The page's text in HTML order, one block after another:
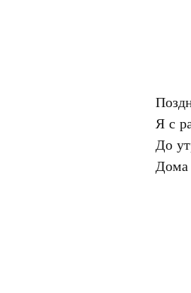
Я с
До